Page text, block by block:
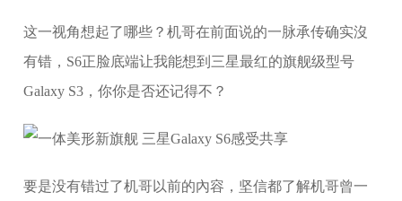
这一视角想起了哪些？机哥在前面说的一脉承传确实沒
有错，S6正脸底端让我能想到三星最红的旗舰级型号
Galaxy S3，你你是否还记得不？
要是没有错过了机哥以前的內容，坚信都了解机哥曾一